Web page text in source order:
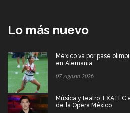
Lo más nuevo
México va por pase
en Alemania
07 Agosto 2026
Música y teatro:
de la Ópera México